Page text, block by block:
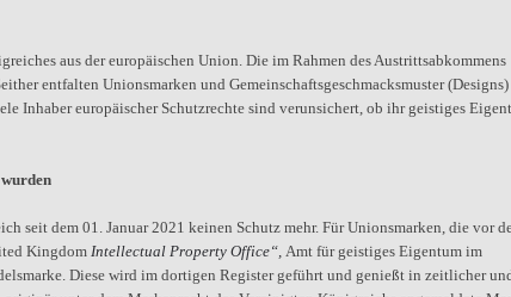
aus der europäischen Union. Die im Rahmen des Austrittsabkommens
entfalten Unionsmarken und Gemeinschaftsgeschmacksmuster
Inhaber europäischer Schutzrechte sind verunsichert, ob ihr geistiges
seit dem 01. Januar 2021 keinen Schutz mehr. Für Unionsmarken, die vor
Kingdom Intellectual Property Office“, Amt für geistiges Eigentum im
Diese wird im dortigen Register geführt und genießt in zeitlicher